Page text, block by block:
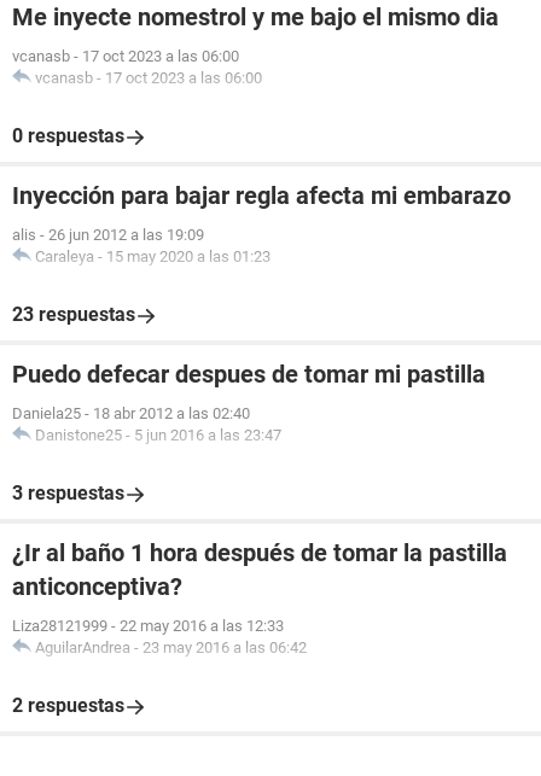
Me inyecte nomestrol y me bajo el mismo dia
vcanasb - 17 oct 2023 a las 06:00
vcanasb - 17 oct 2023 a las 06:00
0 respuestas
Inyección para bajar regla afecta mi embarazo
alis - 26 jun 2012 a las 19:09
Caraleya - 15 may 2020 a las 01:23
23 respuestas
Puedo defecar despues de tomar mi pastilla
Daniela25 - 18 abr 2012 a las 02:40
Danistone25 - 5 jun 2016 a las 23:47
3 respuestas
¿Ir al baño 1 hora después de tomar la pastilla
anticonceptiva?
Liza28121999 - 22 may 2016 a las 12:33
AguilarAndrea - 23 may 2016 a las 06:42
2 respuestas